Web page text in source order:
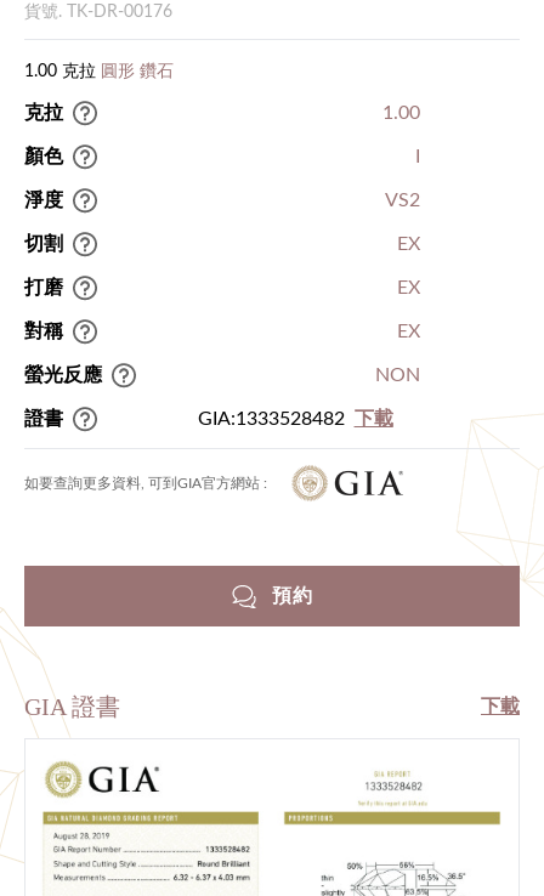
貨號. TK-DR-00176
1.00 克拉 圓形 鑽石
克拉 1.00
顏色
淨度 VS2
切割 EX
打磨 EX
對稱 EX
螢光反應 NON
證書 GIA:1333528482 下載
如要查詢更多資料, 可到GIA官方網站 :
預約
GIA 證書 下載